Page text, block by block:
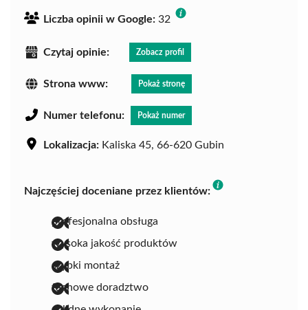
Liczba opinii w Google: 32
Czytaj opinie: Zobacz profil
Strona www: Pokaż stronę
Numer telefonu: Pokaż numer
Lokalizacja: Kaliska 45, 66-620 Gubin
Najczęściej doceniane przez klientów:
profesjonalna obsługa
wysoka jakość produktów
szybki montaż
fachowe doradztwo